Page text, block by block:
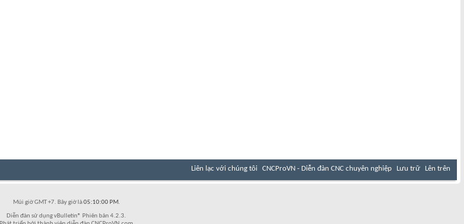
Liên lạc với chúng tôi CNCProVN - Diễn đàn CNC chuyên nghiệp Lưu trữ Lên trên
Múi giờ GMT +7. Bây giờ là05:10:00 PM.
Diễn đàn sử dụng vBulletin® Phiên bản 4.2.3.